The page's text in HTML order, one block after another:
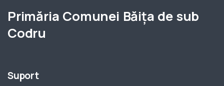
Primăria Comunei Băița de sub
Codru
Suport